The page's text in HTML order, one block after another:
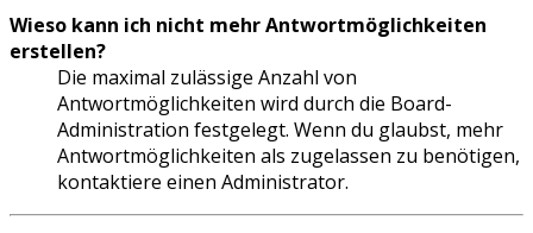
Wieso kann ich nicht mehr Antwortmöglichkeiten
erstellen?
Die maximal zulässige Anzahl von
Antwortmöglichkeiten wird durch die Board-
Administration festgelegt. Wenn du glaubst, mehr
Antwortmöglichkeiten als zugelassen zu benötigen,
kontaktiere einen Administrator.